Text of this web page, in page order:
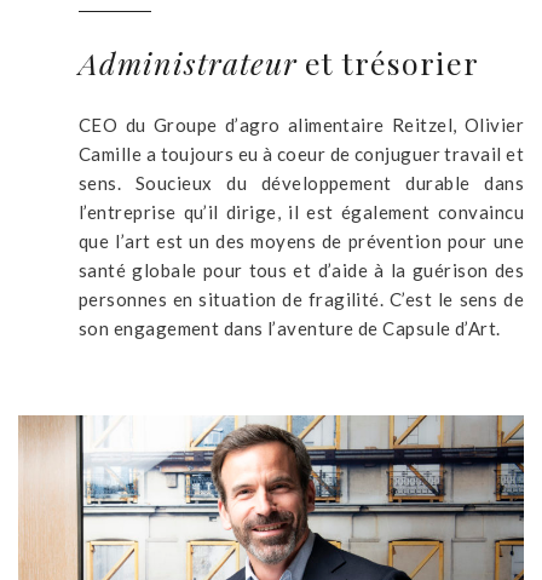
Administrateur et trésorier
CEO du Groupe d’agro alimentaire Reitzel, Olivier
Camille a toujours eu à coeur de conjuguer travail et
sens. Soucieux du développement durable dans
l’entreprise qu’il dirige, il est également convaincu
que l’art est un des moyens de prévention pour une
santé globale pour tous et d’aide à la guérison des
personnes en situation de fragilité. C’est le sens de
son engagement dans l’aventure de Capsule d’Art.